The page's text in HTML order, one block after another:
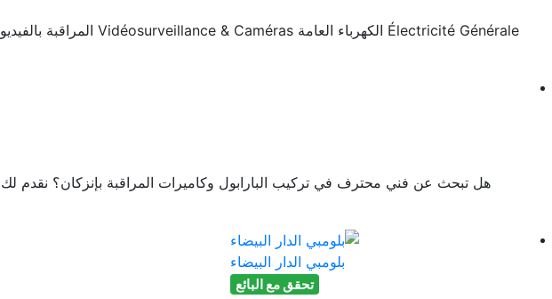
هل تبحث عن فني محترف في تركيب البارابول وكاميرات المراقبة بإنزكان؟ نقدم
بلومبي الدار البيضاء
تحقق مع البائع